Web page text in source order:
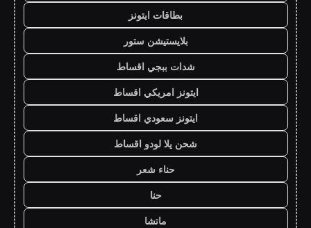
بطاقات ايتونز
بلايستيشن ستور
شدات ببجي اقساط
ايتونز امريكي اقساط
ايتونز سعودي اقساط
شحن يلا لودو اقساط
حناء شعر
حنا
ماتشا